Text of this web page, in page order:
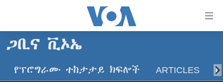
ማገናኛዎች
ወደ
ዋናው
ይዘት
ዜና
ኢትዮጵያ
ኑሮ በጤንነት
ጋቢና ቪኦኤ
የፕሮግራሙ ተከታታይ ክፍሎች ARTICLES